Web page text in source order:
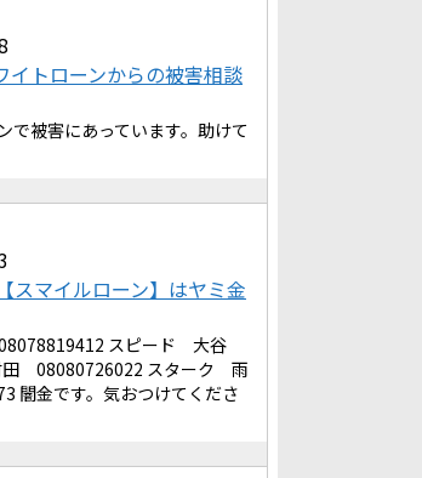
イトローンからの被害相談
で被害にあっています。助けて
スマイルローン】はヤミ金
スピード 大谷
田 08080726022 スターク 雨
闇金です。気おつけてくださ